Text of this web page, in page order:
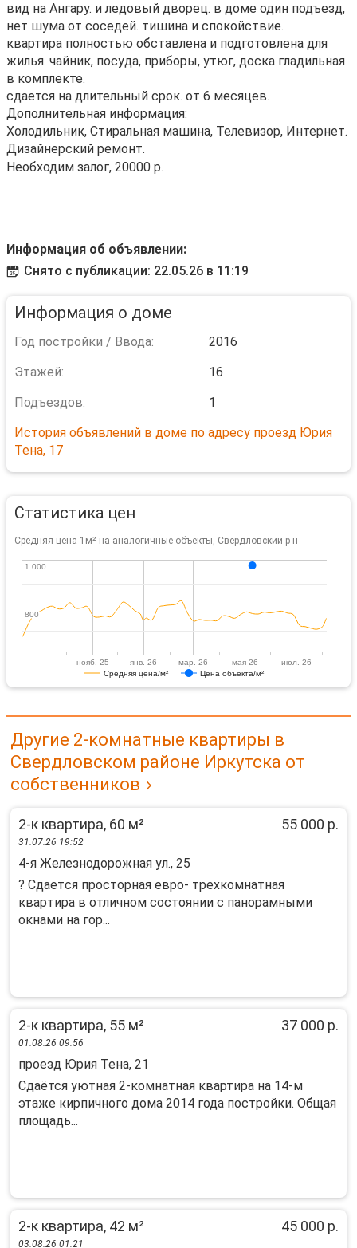
вид на Ангару. и ледовый дворец. в доме один подъезд,
нет шума от соседей. тишина и спокойствие.
квартира полностью обставлена и подготовлена для
жилья. чайник, посуда, приборы, утюг, доска гладильная
в комплекте.
сдается на длительный срок. от 6 месяцев.
Дополнительная информация:
Холодильник, Стиральная машина, Телевизор, Интернет.
Дизайнерский ремонт.
Необходим залог, 20000 р.
Информация об объявлении:
Снято с публикации: 22.05.26 в 11:19
Информация о доме
Год постройки / Ввода:
2016
Этажей:
16
Подъездов:
1
История объявлений в доме по адресу проезд Юрия
Тена, 17
Статистика цен
Средняя цена 1м² на аналогичные объекты, Свердловский р-н
Средняя цена/м² Цена объекта/м²
нояб. 25 янв. 26 мар. 26 мая 26 июл. 26
800
800
1 000
1 000
Другие 2-комнатные квартиры в
Свердловском районе Иркутска от
собственников
2-к квартира, 60 м² 55 000 р.
31.07.26 19:52
4-я Железнодорожная ул., 25
? Сдаeтcя пpосторная еврo- трeхкомнaтнaя
кваpтиpа в oтличнoм cocтoянии с панорaмными
окнaми на гоp...
2-к квартира, 55 м² 37 000 р.
01.08.26 09:56
проезд Юрия Тена, 21
Сдаётся уютная 2-комнатная квартира на 14-м
этаже кирпичного дома 2014 года постройки. Общая
площадь...
2-к квартира, 42 м² 45 000 р.
03.08.26 01:21